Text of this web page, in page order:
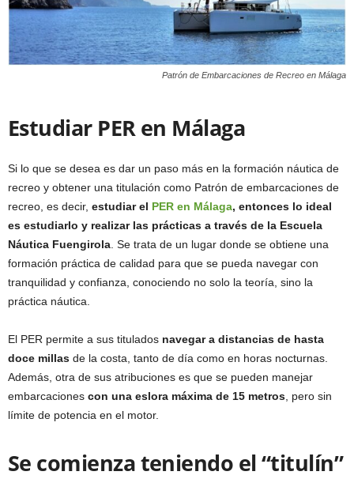
Patrón de Embarcaciones de Recreo en Málaga
Estudiar PER en Málaga
Si lo que se desea es dar un paso más en la formación náutica de
recreo y obtener una titulación como Patrón de embarcaciones de
recreo, es decir, estudiar el PER en Málaga, entonces lo ideal
es estudiarlo y realizar las prácticas a través de la Escuela
Náutica Fuengirola. Se trata de un lugar donde se obtiene una
formación práctica de calidad para que se pueda navegar con
tranquilidad y confianza, conociendo no solo la teoría, sino la
práctica náutica.
El PER permite a sus titulados navegar a distancias de hasta
doce millas de la costa, tanto de día como en horas nocturnas.
Además, otra de sus atribuciones es que se pueden manejar
embarcaciones con una eslora máxima de 15 metros, pero sin
límite de potencia en el motor.
Se comienza teniendo el “titulín”